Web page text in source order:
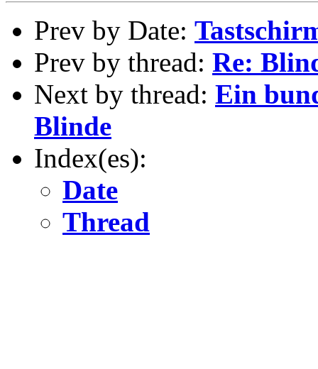
Prev by Date:
Prev by thread: Re:
Next by thread: Ein
Blinde
Index(es):
Date
Thread